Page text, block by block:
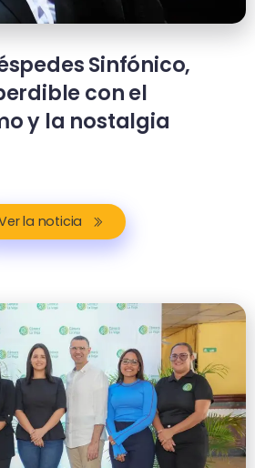
Sinfónico,
con el
y la nostalgia
la noticia